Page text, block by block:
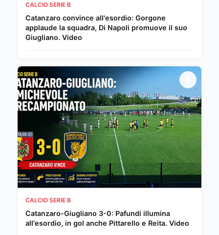
CALCIO SERIE B
Catanzaro convince all'esordio: Gorgone
applaude la squadra, Di Napoli promuove il suo
Giugliano. Video
CALCIO SERIE B
Catanzaro-Giugliano 3-0: Pafundi illumina
all'esordio, in gol anche Pittarello e Reita. Video